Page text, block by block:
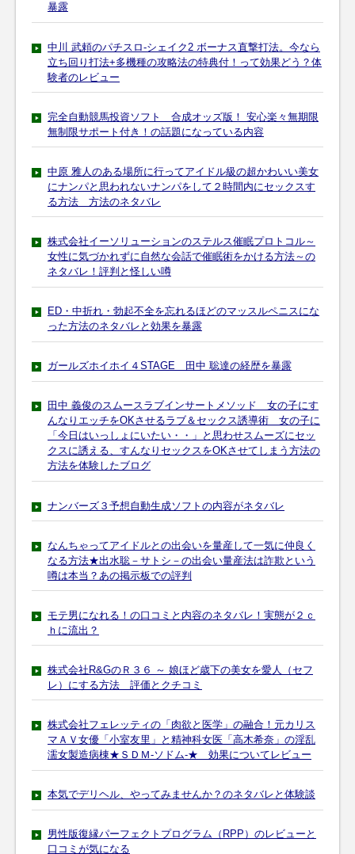
暴露
中川 武頼のパチスロ-シェイク2 ボーナス直撃打法。今なら
立ち回り打法+多機種の攻略法の特典付！って効果どう？体
験者のレビュー
完全自動競馬投資ソフト 合成オッズ版！ 安心楽々無期限
無制限サポート付き！の話題になっている内容
中原 雅人のある場所に行ってアイドル級の超かわいい美女
にナンパと思われないナンパをして２時間内にセックスす
る方法 方法のネタバレ
株式会社イーソリューションのステルス催眠プロトコル～
女性に気づかれずに自然な会話で催眠術をかける方法～の
ネタバレ！評判と怪しい噂
ED・中折れ・勃起不全を忘れるほどのマッスルペニスにな
った方法のネタバレと効果を暴露
ガールズホイホイ４STAGE 田中 聡達の経歴を暴露
田中 義俊のスムースラブインサートメソッド 女の子にす
んなりエッチをOKさせるラブ＆セックス誘導術 女の子に
「今日はいっしょにいたい・・」と思わせスムーズにセッ
クスに誘える、すんなりセックスをOKさせてしまう方法の
方法を体験したブログ
ナンバーズ３予想自動生成ソフトの内容がネタバレ
なんちゃってアイドルとの出会いを量産して一気に仲良く
なる方法★出水聡－サトシ－の出会い量産法は詐欺という
噂は本当？あの掲示板での評判
モテ男になれる！の口コミと内容のネタバレ！実態が２ｃ
ｈに流出？
株式会社R&GのＲ３６ ～ 娘ほど歳下の美女を愛人（セフ
レ）にする方法 評価とクチコミ
株式会社フェレッティの「肉欲と医学」の融合！元カリス
マＡＶ女優「小室友里」と精神科女医「高木希奈」の淫乱
濡女製造病棟★ＳＤＭ-ソドム-★ 効果についてレビュー
本気でデリヘル、やってみませんか？のネタバレと体験談
男性版復縁パーフェクトプログラム（RPP）のレビューと
口コミが気になる